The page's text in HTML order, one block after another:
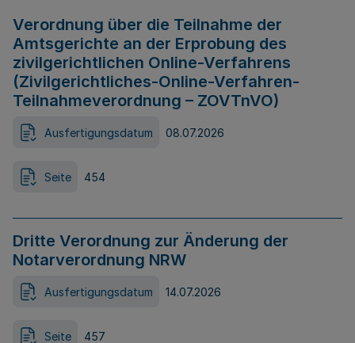
Verordnung über die Teilnahme der
Amtsgerichte an der Erprobung des
zivilgerichtlichen Online-Verfahrens
(Zivilgerichtliches-Online-Verfahren-
Teilnahmeverordnung – ZOVTnVO)
Ausfertigungsdatum 08.07.2026
Seite 454
Dritte Verordnung zur Änderung der
Notarverordnung NRW
Ausfertigungsdatum 14.07.2026
Seite 457